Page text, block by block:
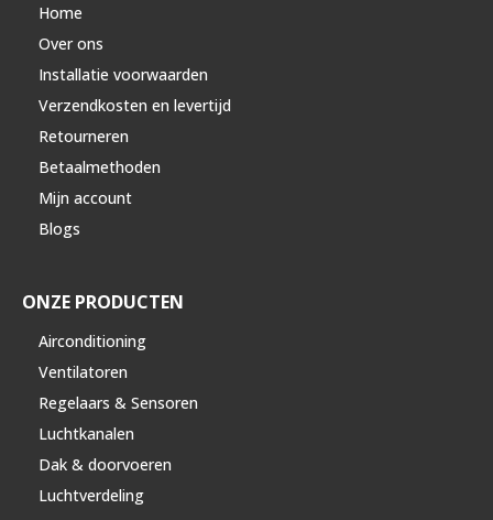
Home
Over ons
Installatie voorwaarden
Verzendkosten en levertijd
Retourneren
Betaalmethoden
Mijn account
Blogs
ONZE PRODUCTEN
Airconditioning
Ventilatoren
Regelaars & Sensoren
Luchtkanalen
Dak & doorvoeren
Luchtverdeling